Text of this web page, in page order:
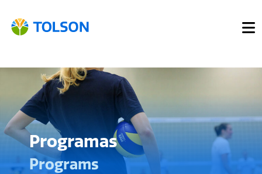
Programas
Programs